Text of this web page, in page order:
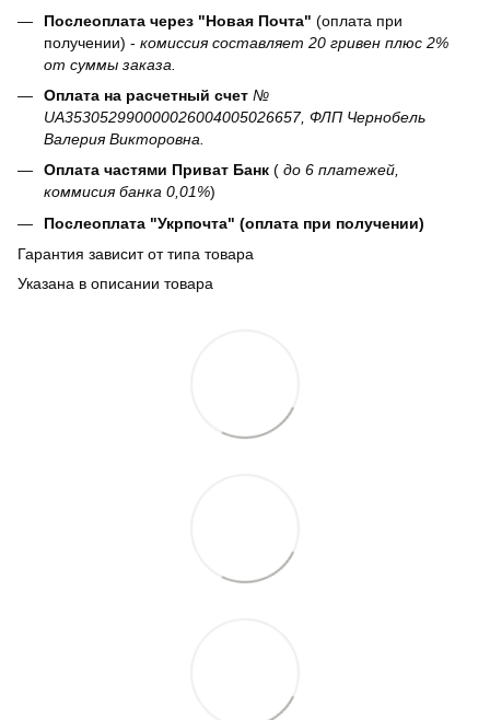
Послеоплата через "Новая Почта" (оплата при
получении) - комиссия составляет 20 гривен плюс 2%
от суммы заказа.
Оплата на расчетный счет №
UA353052990000026004005026657, ФЛП Чернобель
Валерия Викторовна.
Оплата частями Приват Банк ( до 6 платежей,
коммисия банка 0,01%)
Послеоплата "Укрпочта" (оплата при получении)
Гарантия зависит от типа товара
Указана в описании товара